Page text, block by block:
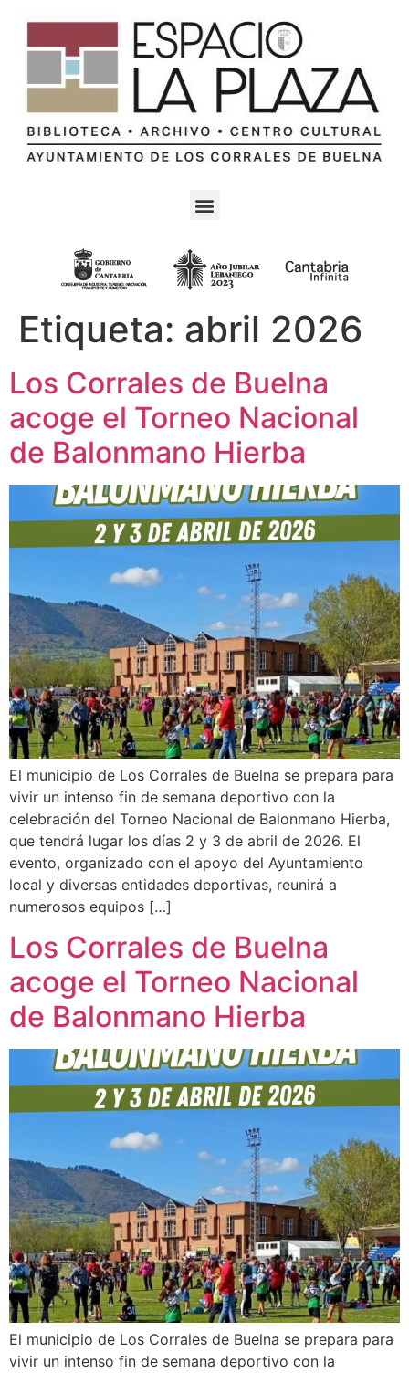
Etiqueta: abril 2026
Los Corrales de Buelna
acoge el Torneo Nacional
de Balonmano Hierba
El municipio de Los Corrales de Buelna se prepara para
vivir un intenso fin de semana deportivo con la
celebración del Torneo Nacional de Balonmano Hierba,
que tendrá lugar los días 2 y 3 de abril de 2026. El
evento, organizado con el apoyo del Ayuntamiento
local y diversas entidades deportivas, reunirá a
numerosos equipos […]
Los Corrales de Buelna
acoge el Torneo Nacional
de Balonmano Hierba
El municipio de Los Corrales de Buelna se prepara para
vivir un intenso fin de semana deportivo con la